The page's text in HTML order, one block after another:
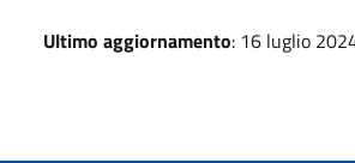
Ultimo aggiornamento: 16 luglio